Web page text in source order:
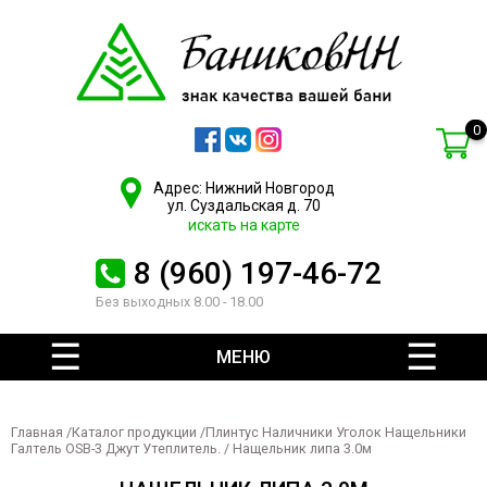
Адрес: Нижний Новгород
ул. Суздальская д. 70
искать на карте
8 (960) 197-46-72
Без выходных 8.00 - 18.00
0
МЕНЮ
Главная /Каталог продукции /Плинтус Наличники Уголок Нащельники
Галтель OSB-3 Джут Утеплитель. / Нащельник липа 3.0м